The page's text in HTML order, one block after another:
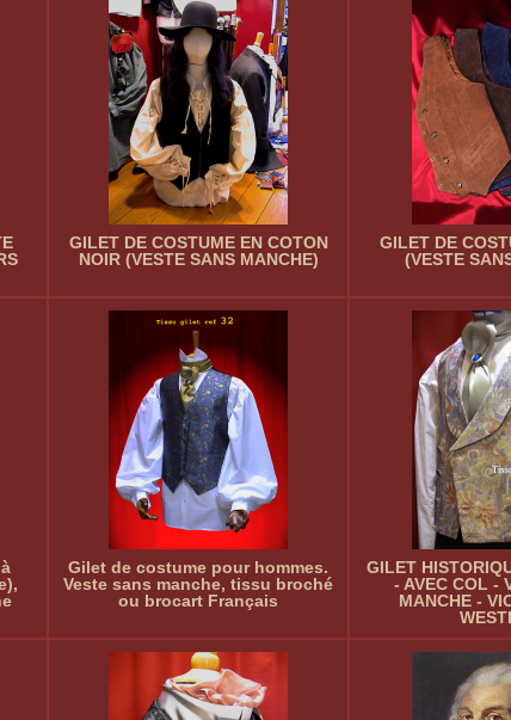
GILET DE COSTUME EN COTON
NOIR (VESTE SANS MANCHE)
GILET DE
(VESTE
Gilet de costume pour hommes.
Veste sans manche, tissu broché
ou brocart Français
GILET
- AVEC COL -
MANCHE -